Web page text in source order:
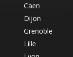
Caen
Dijon
Grenoble
Lille